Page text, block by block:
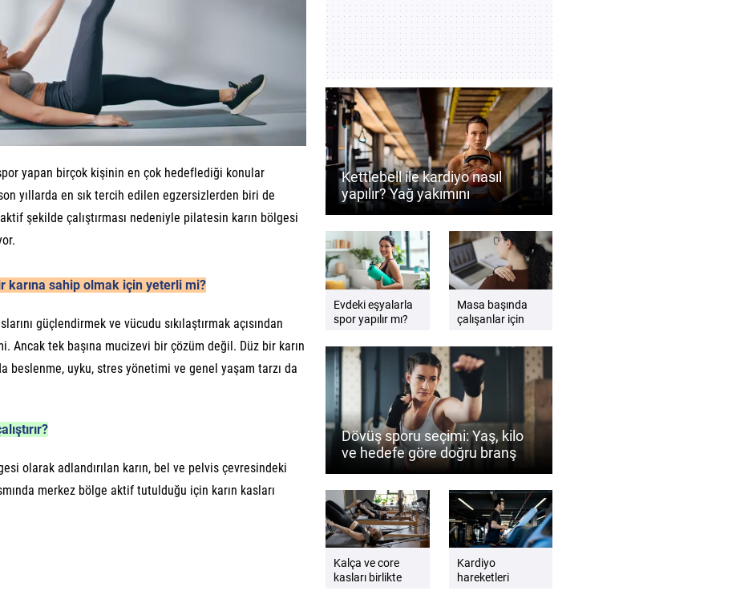
yapan birçok kişinin en çok hedeflediği konular
yıllarda en sık tercih edilen egzersizlerden biri de
şekilde çalıştırması nedeniyle pilatesin karın bölgesi
karına sahip olmak için yeterli mi?
güçlendirmek ve vücudu sıkılaştırmak açısından
Ancak tek başına mucizevi bir çözüm değil. Düz bir karın
beslenme, uyku, stres yönetimi ve genel yaşam tarzı da
olarak adlandırılan karın, bel ve pelvis çevresindeki
merkez bölge aktif tutulduğu için karın kasları
Kettlebell ile kardiyo nasıl
yapılır? Yağ yakımını
destekleyen antrenman
rehberi
Evdeki eşyalarla
spor yapılır mı?
rehberi
Masa başında
çalışanlar için
esnemeleri
Dövüş sporu seçimi: Yaş, kilo
ve hedefe göre doğru branş
nasıl belirlenir?
Kalça ve core
kasları birlikte
Kardiyo
hareketleri